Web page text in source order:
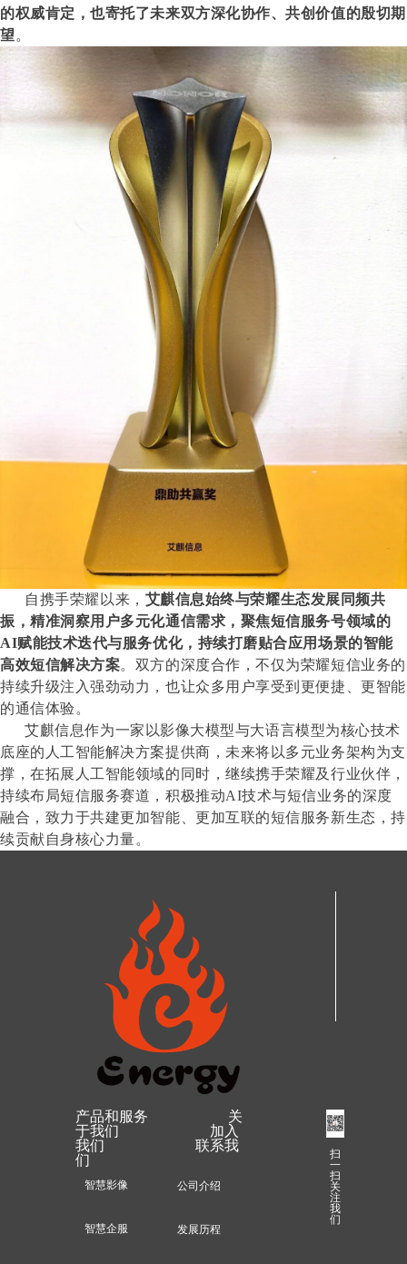
的权威肯定，也寄托了未来双方深化协作、共创价值的殷切期
望。
自携手荣耀以来， 艾麒信息始终与荣耀生态发展同频共
振，精准洞察用户多元化通信需求，聚焦短信服务号领域的
AI赋能技术迭代与服务优化，持续打磨贴合应用场景的智能
高效短信解决方案。双方的深度合作，不仅为荣耀短信业务的
持续升级注入强劲动力，也让众多用户享受到更便捷、更智能
的通信体验。
艾麒信息作为一家以影像大模型与大语言模型为核心技术
底座的人工智能解决方案提供商，未来将以多元业务架构为支
撑，在拓展人工智能领域的同时，继续携手荣耀及行业伙伴，
持续布局短信服务赛道，积极推动AI技术与短信业务的深度
融合，致力于共建更加智能、更加互联的短信服务新生态，持
续贡献自身核心力量。
产品和服务 关
于我们 加入
我们 联系我
们
公司介绍
发展历程
智慧影像
智慧企服
扫
一
扫
关
注
我
们